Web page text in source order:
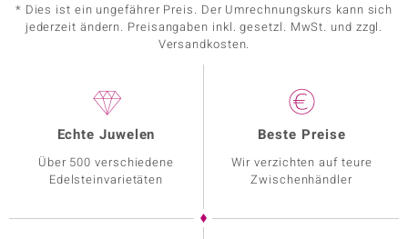
* Dies ist ein ungefährer Preis. Der Umrechnungskurs kann sich
jederzeit ändern. Preisangaben inkl. gesetzl. MwSt. und zzgl.
Versandkosten.
Echte Juwelen
Über 500 verschiedene
Edelsteinvarietäten
Beste Preise
Wir verzichten auf teure
Zwischenhändler